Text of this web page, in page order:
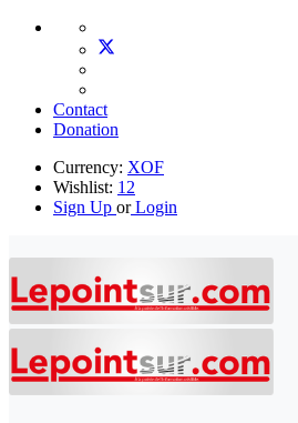
Contact
Donation
Currency: XOF
Wishlist: 12
Sign Up orLogin